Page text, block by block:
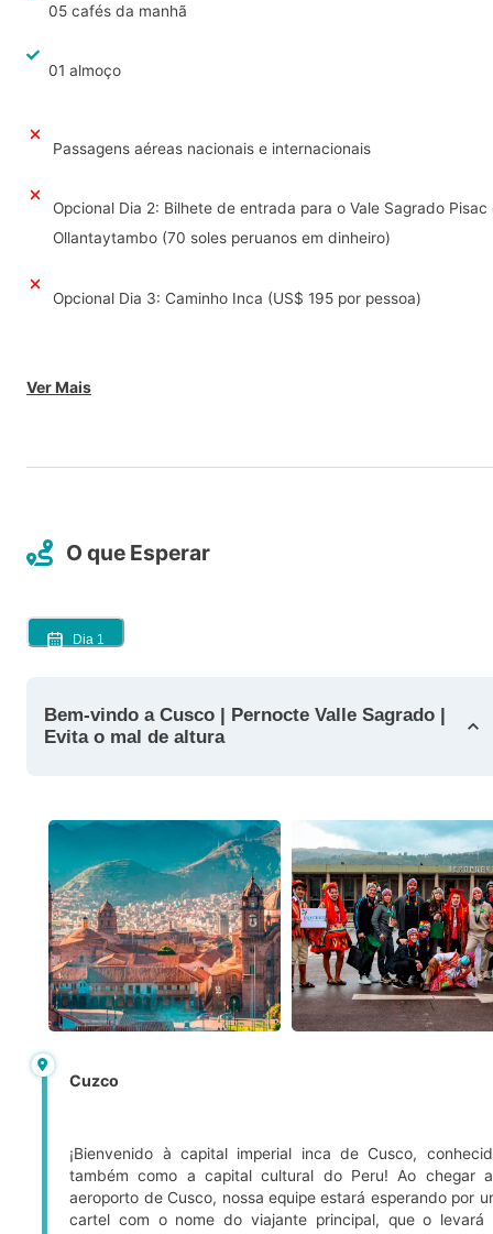
05 cafés da manhã
01 almoço
Passagens aéreas nacionais e internacionais
Opcional Dia 2: Bilhete de entrada para o Vale Sagrado Pisac
Ollantaytambo (70 soles peruanos em dinheiro)
Opcional Dia 3: Caminho Inca (US$ 195 por pessoa)
Ver Mais
O que Esperar
Dia 1
Bem-vindo a Cusco | Pernocte Valle Sagrado |
Evita o mal de altura
Cuzco
¡Bienvenido à capital imperial inca de Cusco,
também como a capital cultural do Peru! Ao chegar
aeroporto de Cusco, nossa equipe estará esperando por
cartel com o nome do viajante principal, que o levará